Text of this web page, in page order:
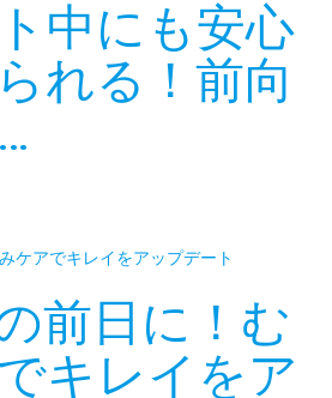
中にも安心
れる！前向
前日に！む
キレイをア